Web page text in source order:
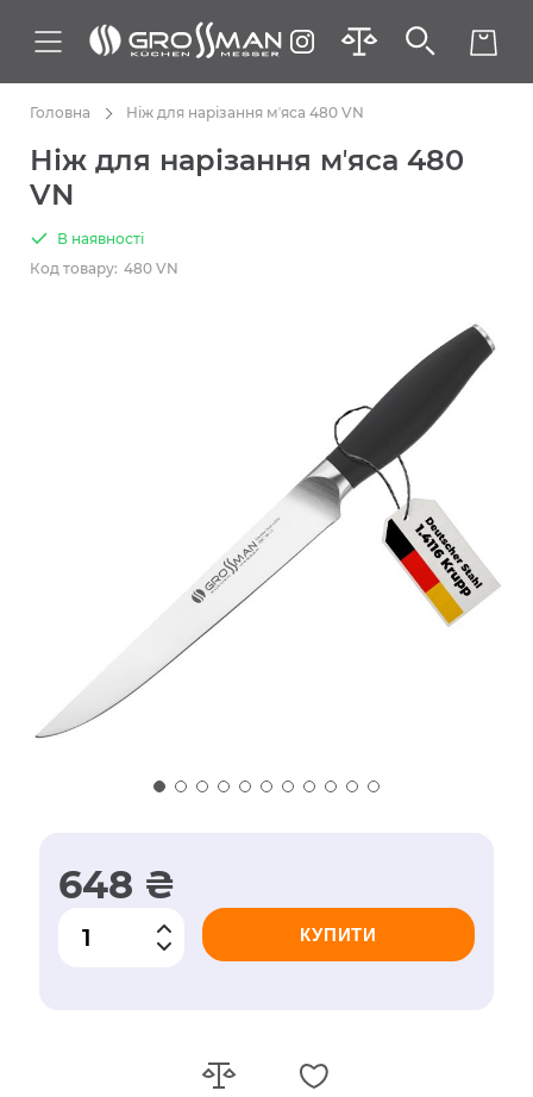
Головна Ніж для нарізання мʼяса 480 VN
Ніж для нарізання мʼяса 480
VN
В наявності
Код товару: 480 VN
648 ₴
КУПИТИ